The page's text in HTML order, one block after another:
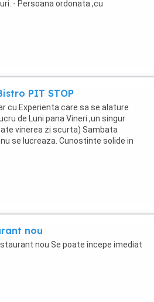
- Persoana ordonata ,cu
PIT STOP
cu Experienta care sa se alature
de Luni pana Vineri ,un singur
vinerea zi scurta) Sambata
se lucreaza. Cunostinte solide in
...
nou
nou Se poate începe imediat